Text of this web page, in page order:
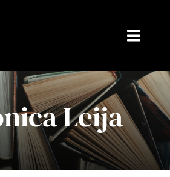
Toggle
Leija